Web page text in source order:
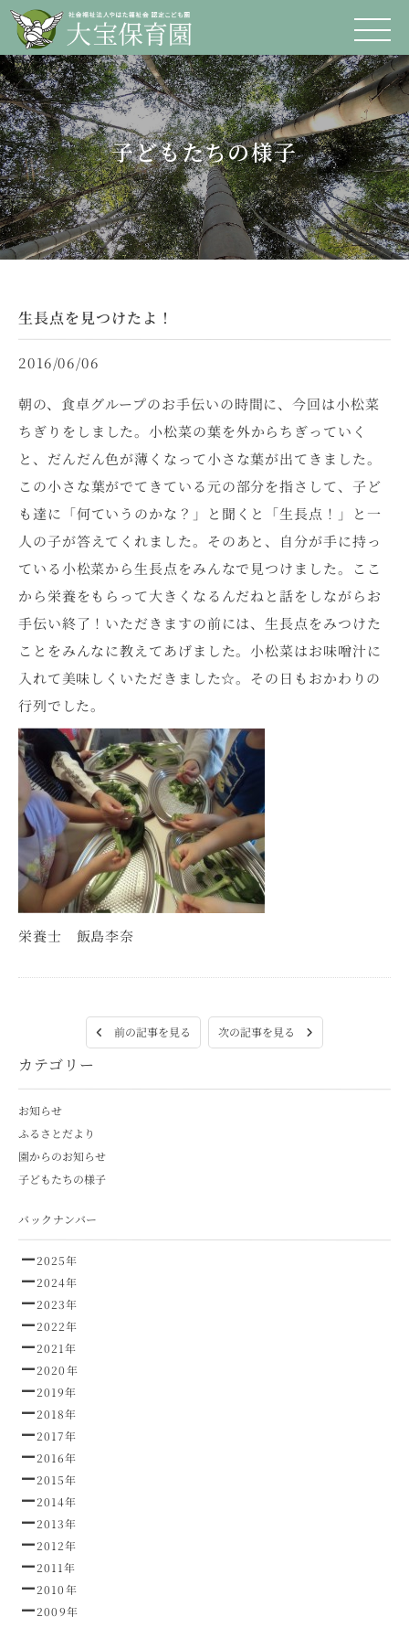
子どもたちの様子
カテゴリー
お知らせ
ふるさとだより
園からのお知らせ
子どもたちの様子
バックナンバー
2025年
2024年
2023年
2022年
2021年
2020年
2019年
2018年
2017年
2016年
2015年
2014年
2013年
2012年
2011年
2010年
2009年
生長点を見つけたよ！
2016/06/06
朝の、食卓グループのお手伝いの時間に、今回は小松菜
ちぎりをしました。小松菜の葉を外からちぎっていく
と、だんだん色が薄くなって小さな葉が出てきました。
この小さな葉がでてきている元の部分を指さして、子ど
も達に「何ていうのかな？」と聞くと「生長点！」と一
人の子が答えてくれました。そのあと、自分が手に持っ
ている小松菜から生長点をみんなで見つけました。ここ
から栄養をもらって大きくなるんだねと話をしながらお
手伝い終了！いただきますの前には、生長点をみつけた
ことをみんなに教えてあげました。小松菜はお味噌汁に
入れて美味しくいただきました☆。その日もおかわりの
行列でした。
栄養士 飯島李奈
前の記事を見る 次の記事を見る